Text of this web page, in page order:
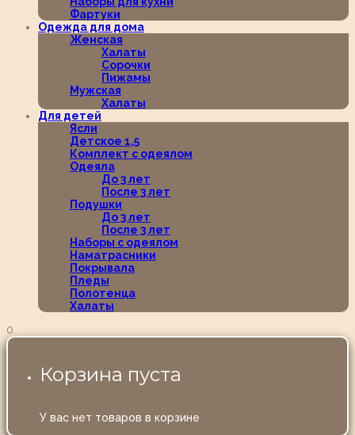
Фартуки
Одежда для дома
Женская
Халаты
Сорочки
Пижамы
Мужская
Халаты
Для детей
Ясли
Детское 1,5
Комплект с одеялом
Одеяла
До 3 лет
После 3 лет
Подушки
До 3 лет
После 3 лет
Наборы с одеялом
Наматрасники
Покрывала
Пледы
Полотенца
Халаты
0
Корзина пуста
У вас нет товаров в корзине